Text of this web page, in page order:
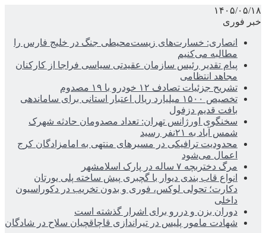
۱۴۰۵/۰۵/۱۸
خبر فوری
انصاری: خسارت‌های زیست‌محیطی جنگ در خلیج فارس را
مطالبه‌ می‌کنیم
پیام تقدیر رئیس سازمان عقیدتی سیاسی فراجا از کارکنان
مجاهد انتظامی
تشریح جزئیات تصادف ۱۲ خودرو با ۱۹ مصدوم
تخصیص ۱۵۰۰ میلیارد ریال اعتبار استانی برای ساماندهی
بافت قدیم دزفول
سخنگوی اورژانس تهران: تعداد مصدومان حادثه شهرک
شمس آباد به ۲۱نفر رسید
محدودیت ترافیکی در مسیرهای منتهی به امامزادگان کرج
اعمال می‌شود
مرگ دختربچه ۷ ساله در پارک اسلامشهر
انواع قاب بندی دیوار با گچبری پیش ساخته پلی یورتان
دکارت؛ تحولی لوکس، فوری و بدون تخریب در دکوراسیون
داخلی
دوران بزن و دررو برای اشرار گذشته است
شهادت مامور پلیس در تیراندازی قاچاقچیان سلاح در شادگان